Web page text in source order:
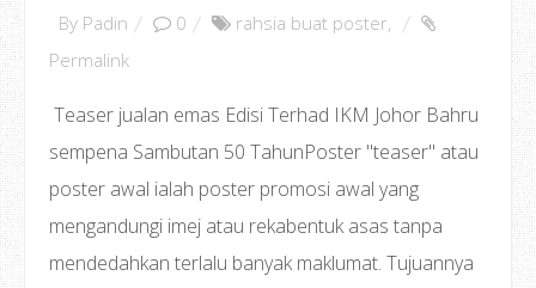
By Padin 0 rahsia buat poster,
Permalink
Teaser jualan emas Edisi Terhad IKM Johor Bahru
sempena Sambutan 50 TahunPoster "teaser" atau
poster awal ialah poster promosi awal yang
mengandungi imej atau rekabentuk asas tanpa
mendedahkan terlalu banyak maklumat. Tujuannya